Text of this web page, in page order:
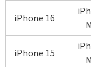
iPhone 16
iPhone 15